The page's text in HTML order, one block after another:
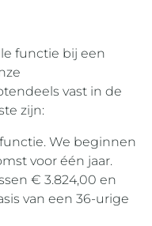
functie bij een
vast in de
zijn:
We beginnen
voor één jaar.
€ 3.824,00 en
van een 36-urige